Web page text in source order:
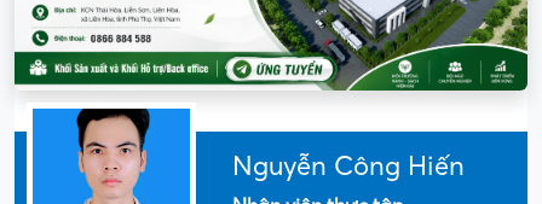
Nguyễn Công Hiến